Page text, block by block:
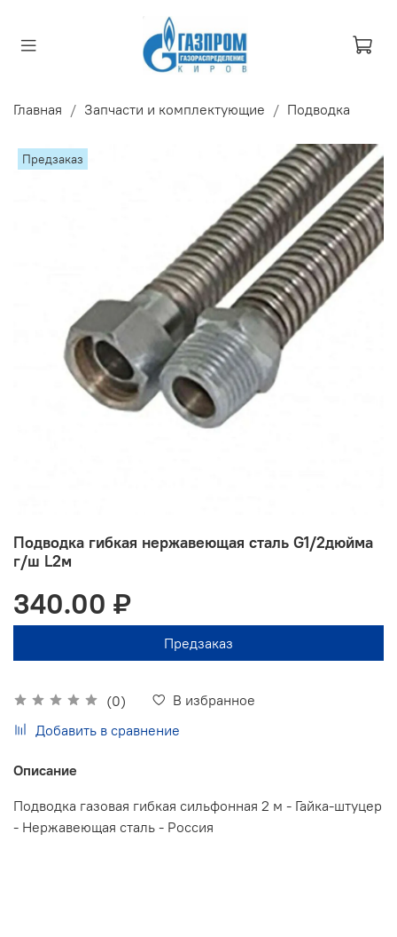
Главная Запчасти и комплектующие Подводка
Предзаказ
Подводка гибкая нержавеющая сталь G1/2дюйма
г/ш L2м
(0)
В избранное
Добавить в сравнение
340.00 ₽
Предзаказ
Описание
Подводка газовая гибкая сильфонная 2 м - Гайка-штуцер
- Нержавеющая сталь - Россия